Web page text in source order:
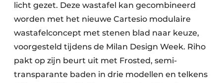
licht gezet. Deze wastafel kan gecombineerd
worden met het nieuwe Cartesio modulaire
wastafelconcept met stenen blad naar keuze,
voorgesteld tijdens de Milan Design Week. Riho
pakt op zijn beurt uit met Frosted, semi-
transparante baden in drie modellen en telkens